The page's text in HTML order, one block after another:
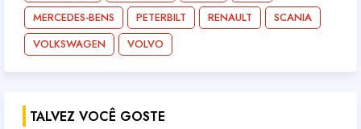
MERCEDES-BENS
PETERBILT RENAULT
SCANIA
VOLKSWAGEN
VOLVO
TALVEZ VOCÊ GOSTE